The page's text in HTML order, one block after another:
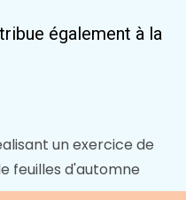
également à la